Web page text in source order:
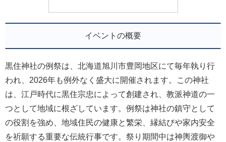
イベントの概要
黒住神社の例祭は、北海道旭川市豊岡地区にて毎年執り行
われ、2026年も例外なく盛大に開催されます。この神社
は、江戸時代に黒住宗忠によって創建され、教派神道の一
つとして地域に根ざしています。例祭は神社の鎮守として
の役割を強め、地域住民の健康と繁栄、縁結びや家内安全
を祈願する重要な伝統行事です。祭り期間中は神輿渡御や